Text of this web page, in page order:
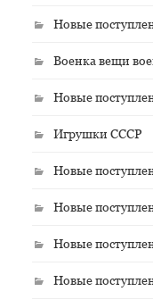
Новые
Военка вещи
Новые
Игрушки СССР
Новые
Новые
Новые
Новые